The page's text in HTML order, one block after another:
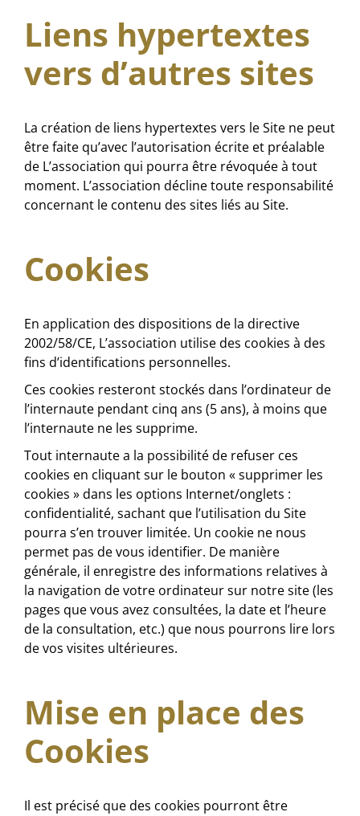
Liens hypertextes
vers d’autres sites
La création de liens hypertextes vers le Site ne peut
être faite qu’avec l’autorisation écrite et préalable
de L’association qui pourra être révoquée à tout
moment. L’association décline toute responsabilité
concernant le contenu des sites liés au Site.
Cookies
En application des dispositions de la directive
2002/58/CE, L’association utilise des cookies à des
fins d’identifications personnelles.
Ces cookies resteront stockés dans l’ordinateur de
l’internaute pendant cinq ans (5 ans), à moins que
l’internaute ne les supprime.
Tout internaute a la possibilité de refuser ces
cookies en cliquant sur le bouton « supprimer les
cookies » dans les options Internet/onglets :
confidentialité, sachant que l’utilisation du Site
pourra s’en trouver limitée. Un cookie ne nous
permet pas de vous identifier. De manière
générale, il enregistre des informations relatives à
la navigation de votre ordinateur sur notre site (les
pages que vous avez consultées, la date et l’heure
de la consultation, etc.) que nous pourrons lire lors
de vos visites ultérieures.
Mise en place des
Cookies
Il est précisé que des cookies pourront être